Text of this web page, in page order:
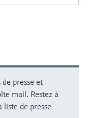
de presse et
mail. Restez à
liste de presse